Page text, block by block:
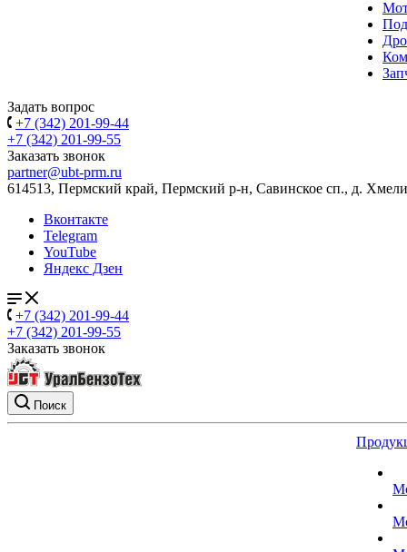
Задать вопрос
+7 (342) 201-99-44
+7 (342) 201-99-55
Заказать звонок
partner@ubt-prm.ru
614513, Пермский край, Пермский р-н, Савинское сп., д.
Вконтакте
Telegram
YouTube
Яндекс Дзен
+7 (342) 201-99-44
+7 (342) 201-99-55
Заказать звонок
Поиск